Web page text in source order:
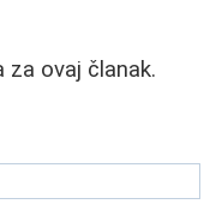
ovaj članak.